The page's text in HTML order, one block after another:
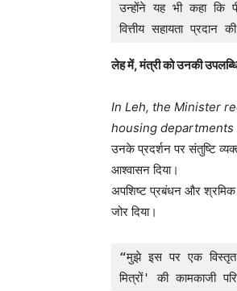
उन्होंने यह भी कहा कि
वित्तीय सहायता
लेह में, मंत्री को उनकी
In Leh, the Minister
housing
उनके प्रदर्शन पर संतुष्टि
आश्वासन दिया।
अपशिष्ट प्रबंधन और श्रमिक
जोर दिया।
“मुझे इस पर एक विस्तृत
मित्रों' की कामकाजी